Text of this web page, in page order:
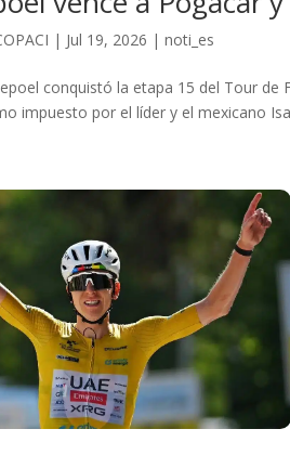
| Jul 19, 2026 |noti_es
conquistó la etapa 15 del Tour de
impuesto por el líder y el mexicano